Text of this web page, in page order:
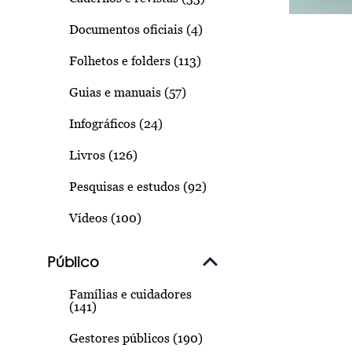
Documentos oficiais (4)
Folhetos e folders (113)
Guias e manuais (57)
Infográficos (24)
Livros (126)
Pesquisas e estudos (92)
Vídeos (100)
Público
Famílias e cuidadores
(141)
Gestores públicos (190)